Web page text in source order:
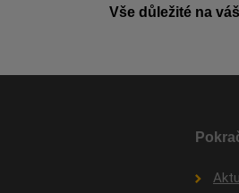
Vše důležité na